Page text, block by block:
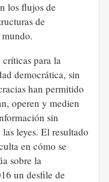
los flujos de
de
críticas para la
democrática, sin
han permitido
operen y medien
sin
leyes. El resultado
en cómo se
sobre la
un desfile de